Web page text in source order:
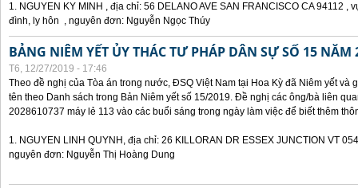
1. NGUYEN KY MINH , địa chỉ: 56 DELANO AVE SAN FRANCISCO CA 94112 ,
đình, ly hôn , nguyên đơn: Nguyễn Ngọc Thúy
BẢNG NIÊM YẾT ỦY THÁC TƯ PHÁP DÂN SỰ SỐ 15 NĂM
T6, 12/27/2019 - 17:46
Theo đề nghị của Tòa án trong nước, ĐSQ Việt Nam tại Hoa Kỳ đã Niêm yết và
tên theo Danh sách trong Bản Niêm yết số 15/2019. Đề nghị các ông/bà liên
2028610737 máy lẻ 113 vào các buổi sáng trong ngày làm việc để biết thêm
1. NGUYEN LINH QUYNH, địa chỉ: 26 KILLORAN DR ESSEX JUNCTION VT
nguyên đơn: Nguyễn Thị Hoàng Dung